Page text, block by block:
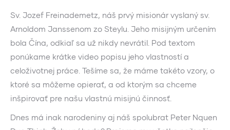
Sv. Jozef Freinademetz, náš prvý misionár vyslaný sv.
Arnoldom Janssenom zo Steylu. Jeho misijným určením
bola Čína, odkiaľ sa už nikdy nevrátil. Pod textom
ponúkame krátke video popisu jeho vlastností a
celoživotnej práce. Tešíme sa, že máme takéto vzory, o
ktoré sa môžeme opierať, a od ktorým sa chceme
inšpirovať pre našu vlastnú misijnú činnosť.
Dnes má inak narodeniny aj náš spolubrat Peter Nquen